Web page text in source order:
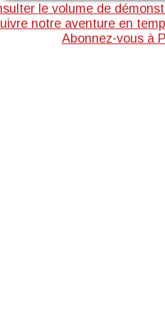
le volume de
notre aventure en
Abonnez-vous à